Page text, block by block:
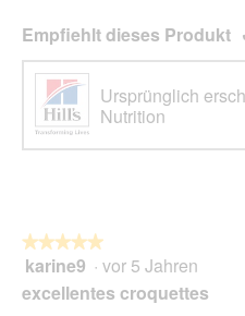
Empfiehlt dieses Produkt
Ursprünglich
Nutrition
★★★★★
★★★★★
5
5
karine9 · vor 5 Jahren
excellentes croquettes